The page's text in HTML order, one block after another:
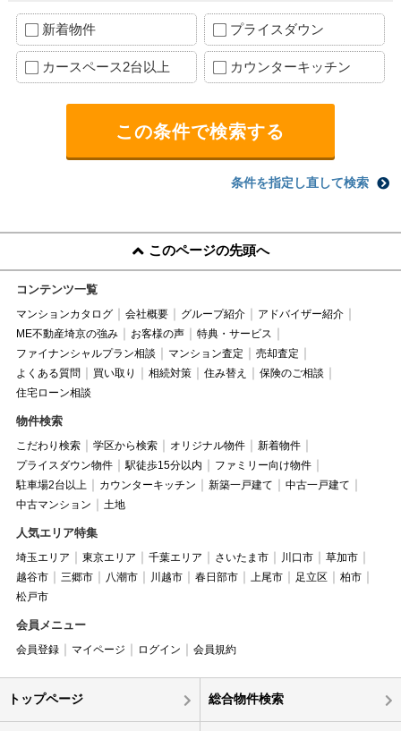
新着物件 プライスダウン
カースペース2台以上 カウンターキッチン
条件を指定し直して検索
このページの先頭へ
コンテンツ一覧
マンションカタログ 会社概要 グループ紹介
アドバイザー紹介
ME不動産埼京の強み
お客様の声
特典・サービス
ファイナンシャルプラン相談
マンション査定
売却査定
よくある質問
買い取り 相続対策 住み替え
保険のご相談
住宅ローン相談
物件検索
こだわり検索 学区から検索 オリジナル物件
新着物件
プライスダウン物件
駅徒歩15分以内
ファミリー向け物件
駐車場2台以上
カウンターキッチン 新築一戸建て
中古一戸建て
中古マンション
土地
人気エリア特集
埼玉エリア 東京エリア 千葉エリア さいたま市 川口市
草加市
越谷市
三郷市 八潮市 川越市 春日部市 上尾市 足立区
柏市
松戸市
会員メニュー
会員登録 マイページ ログイン 会員規約
トップページ 総合物件検索